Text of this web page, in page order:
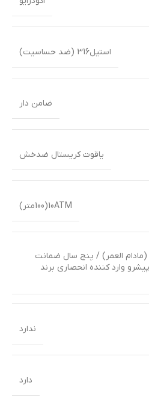
استیل316 (ضد حساسیت)
ضامن دار
یاقوت کریستال ضدخش
10ATM(100متر)
(مادام العمر) / پنج سال ضمانت
وارد کننده انحصاری برند
ندارد
دارد